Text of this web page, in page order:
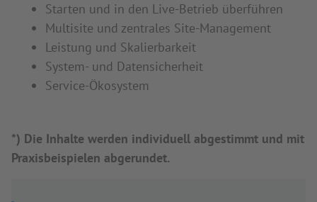
Starten und in den Live-Betrieb überführen
Multisite und zentrales Site-Management
Leistung und Skalierbarkeit
System- und Datensicherheit
Service-Ökosystem
*) Die Inhalte werden individuell abgestimmt und mit
Praxisbeispielen abgerundet.